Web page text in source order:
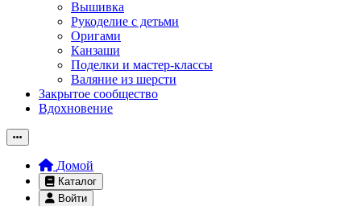
Вышивка
Рукоделие с детьми
Оригами
Канзаши
Поделки и мастер-классы
Валяние из шерсти
Закрытое сообщество
Вдохновение
Домой
Каталог
Войти